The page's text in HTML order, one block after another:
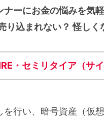
ーにお金の悩みを気
り込まれない？ 怪しく
・セミリタイア（サイ
を行い、暗号資産（仮